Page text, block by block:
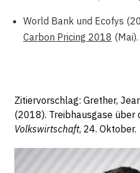
World Bank und Ecofys
Carbon Pricing 2018
Zitiervorschlag: Grether,
(2018). Treibhausgase über
Volkswirtschaft, 24. Oktober.